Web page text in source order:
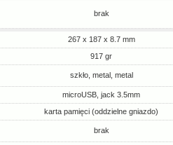
brak
267 x 187 x 8.7 mm
917 gr
szkło, metal, metal
microUSB, jack 3.5mm
karta pamięci (oddzielne gniazdo)
brak